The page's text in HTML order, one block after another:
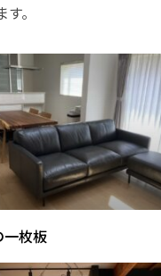
。
一枚板